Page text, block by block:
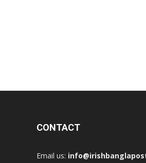
CONTACT
Email us: